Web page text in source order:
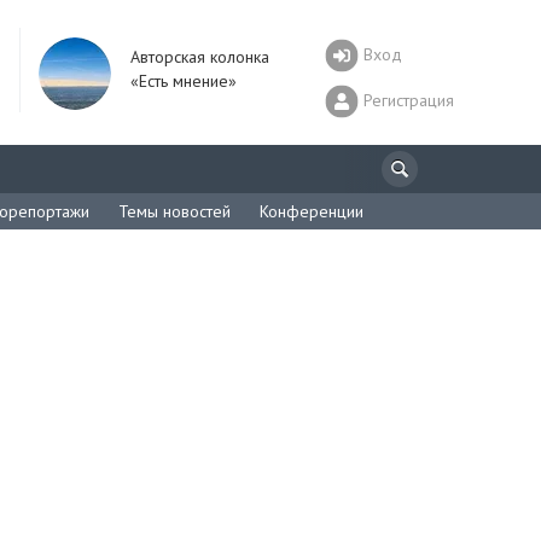
Авторская колонка
«Есть мнение»
Вход
Регистрация
Темы новостей Конференции